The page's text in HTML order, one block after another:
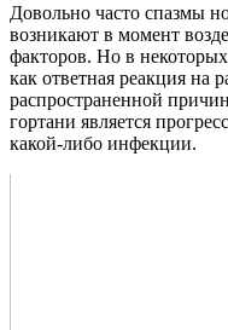
Довольно часто спазмы
возникают в момент
факторов. Но в
как ответная реакция на
распространенной
гортани является
какой-либо инфекции.